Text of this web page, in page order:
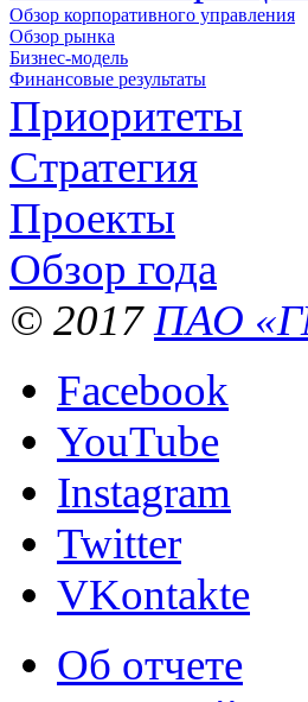
Обзор корпоративного управления
Обзор рынка
Бизнес-модель
Финансовые результаты
Приоритеты
Стратегия
Проекты
Обзор года
© 2017 ПАО
Facebook
YouTube
Instagram
Twitter
VKontakte
Об отчете